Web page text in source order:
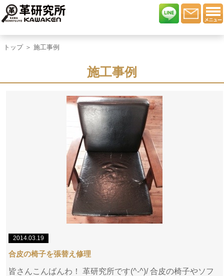
トップ＞ 施工事例
施工事例
2014.03.19
合皮の椅子を張替え修理
皆さんこんばんわ！ 革研究所です(^-^)/ 合皮の椅子やソフ